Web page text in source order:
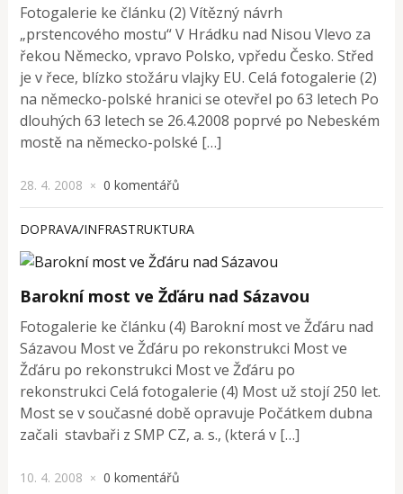
Fotogalerie ke článku (2) Vítězný návrh
„prstencového mostu“ V Hrádku nad Nisou Vlevo za
řekou Německo, vpravo Polsko, vpředu Česko. Střed
je v řece, blízko stožáru vlajky EU. Celá fotogalerie (2)
na německo-polské hranici se otevřel po 63 letech Po
dlouhých 63 letech se 26.4.2008 poprvé po Nebeském
mostě na německo-polské […]
28. 4. 2008 × 0 komentářů
DOPRAVA/INFRASTRUKTURA
Barokní most ve Žďáru nad Sázavou
Fotogalerie ke článku (4) Barokní most ve Žďáru nad
Sázavou Most ve Žďáru po rekonstrukci Most ve
Žďáru po rekonstrukci Most ve Žďáru po
rekonstrukci Celá fotogalerie (4) Most už stojí 250 let.
Most se v současné době opravuje Počátkem dubna
začali stavbaři z SMP CZ, a. s., (která v […]
10. 4. 2008 × 0 komentářů